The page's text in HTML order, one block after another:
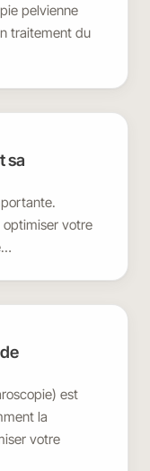
pelvienne
traitement du
sa
votre
est
la
votre